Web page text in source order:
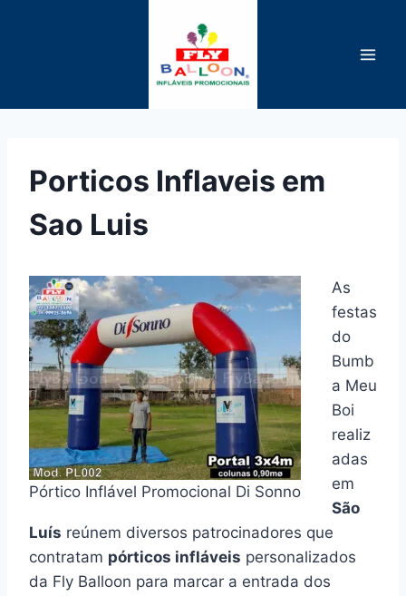
Porticos Inflaveis em
Sao Luis
Pórtico Inflável Promocional Di Sonno
As
festas
do
Bumb
a Meu
Boi
realiz
adas
em
São
Luís reúnem diversos patrocinadores que
contratam pórticos infláveis personalizados
da Fly Balloon para marcar a entrada dos